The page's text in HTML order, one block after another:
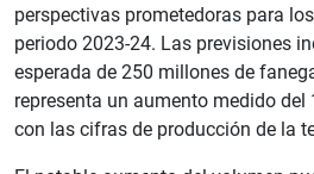
perspectivas prometedoras para
periodo 2023-24. Las previsiones
esperada de 250 millones de
representa un aumento medido del
con las cifras de producción de la